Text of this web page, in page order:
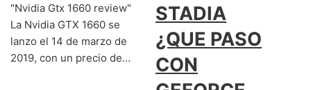
"Nvidia Gtx 1660 review"
La Nvidia GTX 1660 se
lanzo el 14 de marzo de
2019, con un precio de…
STADIA
¿QUE PASO
CON